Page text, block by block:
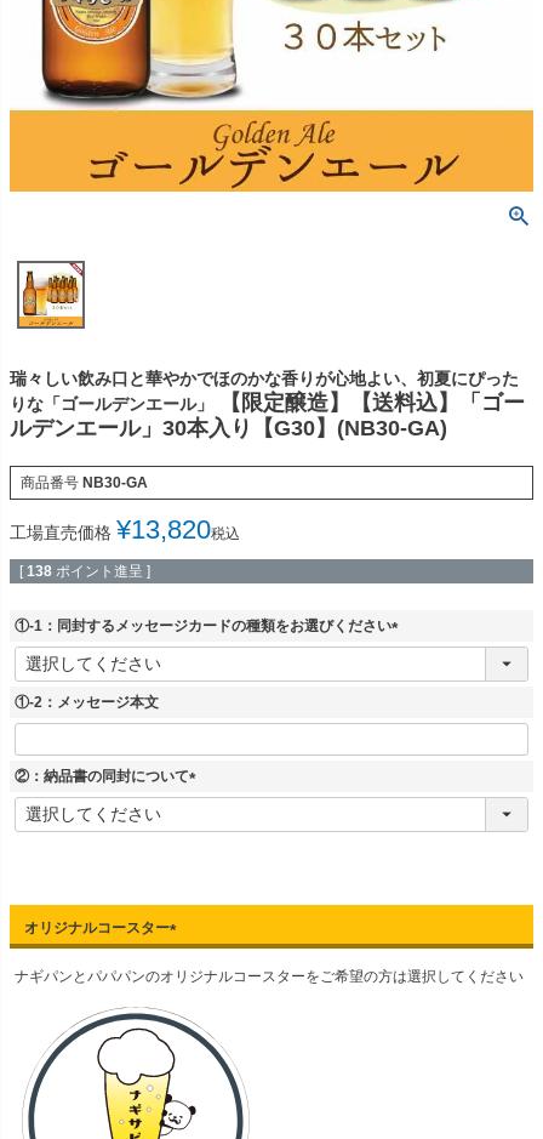
瑞々しい飲み口と華やかでほのかな香りが心地よい、初夏にぴった
りな「ゴールデンエール」
【限定醸造】【送料込】「ゴー
ルデンエール」30本入り【G30】(NB30-GA)
商品番号 NB30-GA
工場直売価格 ¥13,820税込
[ 138 ポイント進呈 ]
①-1：同封するメッセージカードの種類をお選びください
(
①-2：メッセージ本文
②：納品書の同封について
(
オリジナルコースター
(
必
)
ナギパンとパパパンのオリジナルコースターをご希望の方は選択してください